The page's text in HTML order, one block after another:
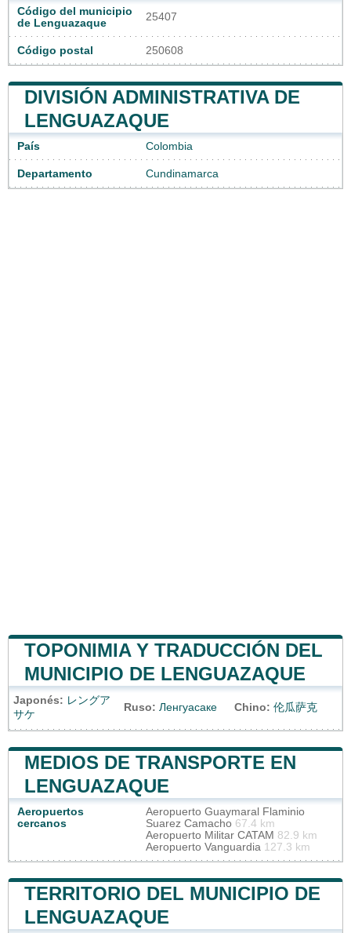
Código del municipio
de Lenguazaque
25407
Código postal 250608
DIVISIÓN ADMINISTRATIVA DE
LENGUAZAQUE
País Colombia
Departamento Cundinamarca
TOPONIMIA Y TRADUCCIÓN DEL
MUNICIPIO DE LENGUAZAQUE
Japonés: レングア
サケ
Ruso: Ленгуасаке Chino: 伦瓜萨克
MEDIOS DE TRANSPORTE EN
LENGUAZAQUE
Aeropuertos
cercanos
Aeropuerto Guaymaral Flaminio
Suarez Camacho 67.4 km
Aeropuerto Militar CATAM 82.9 km
Aeropuerto Vanguardia 127.3 km
TERRITORIO DEL MUNICIPIO DE
LENGUAZAQUE